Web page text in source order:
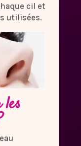
cil et
utilisées.